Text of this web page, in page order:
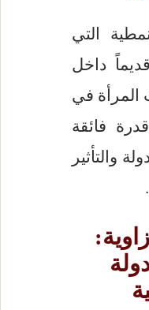
التي
داخل
المرأة في
فائقة
والتأثير